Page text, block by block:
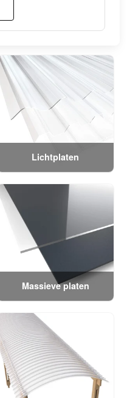
Lichtplaten
Massieve platen